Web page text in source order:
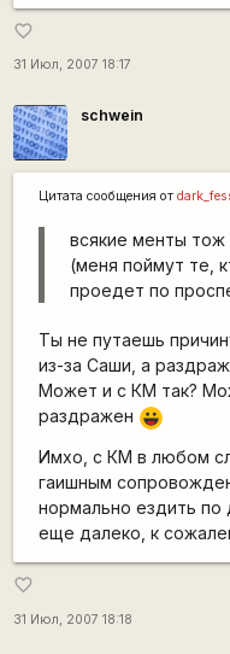
favorite_border
31 Июл, 2007 18:17
schwein
Цитата сообщения от
всякие менты
(меня поймут те,
проедет по
Ты не путаешь
из-за Саши, а
Может и с КМ так?
раздражен |-))
Имхо, с КМ в любом
гаишным
нормально ездить по
еще далеко, к
favorite_border
31 Июл, 2007 18:18